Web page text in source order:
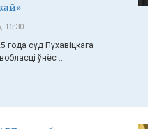
16:30
года суд Пухавіцкага
ўнёс ...